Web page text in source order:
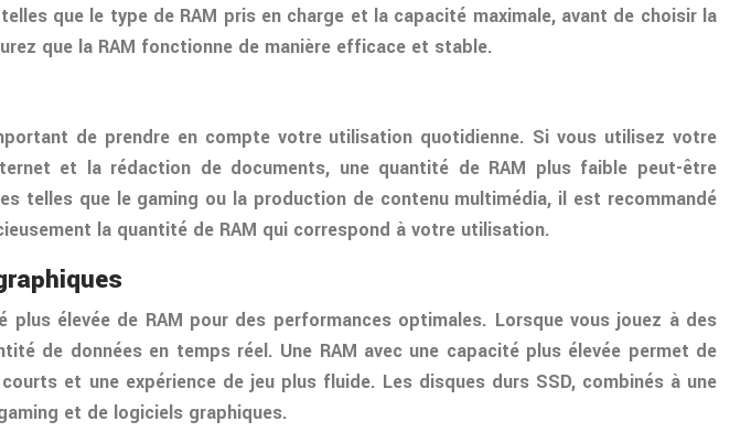
que le type de RAM pris en charge et la capacité maximale, avant de choisir la
que la RAM fonctionne de manière efficace et stable.
de prendre en compte votre utilisation quotidienne. Si vous utilisez votre
et la rédaction de documents, une quantité de RAM plus faible peut-être
telles que le gaming ou la production de contenu multimédia, il est recommandé
la quantité de RAM qui correspond à votre utilisation.
élevée de RAM pour des performances optimales. Lorsque vous jouez à des
de données en temps réel. Une RAM avec une capacité plus élevée permet de
et une expérience de jeu plus fluide. Les disques durs SSD, combinés à une
et de logiciels graphiques.